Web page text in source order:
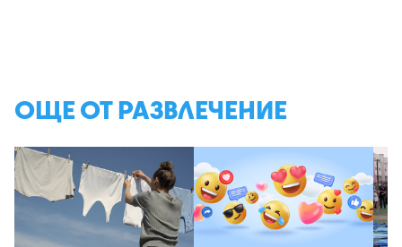
ОЩЕ ОТ РАЗВЛЕЧЕНИЕ